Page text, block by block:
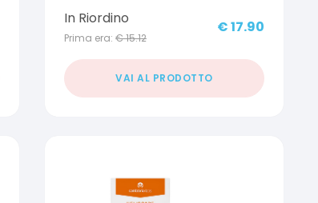
In Riordino
Prima era: €15.12
€17.90
VAI AL PRODOTTO